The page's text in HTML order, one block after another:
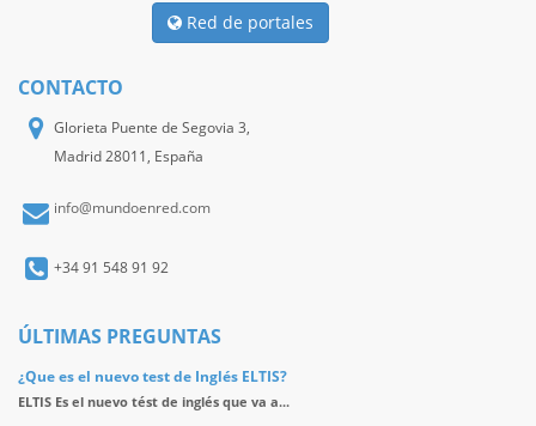
Red de portales
CONTACTO
Glorieta Puente de Segovia 3,
Madrid 28011, España
info@mundoenred.com
+34 91 548 91 92
ÚLTIMAS PREGUNTAS
¿Que es el nuevo test de Inglés ELTIS?
ELTIS Es el nuevo tést de inglés que va a...